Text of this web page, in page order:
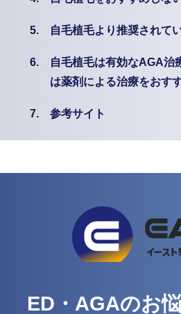
5. 自毛植毛より推奨されて
6.
自毛植毛は有効なAGA治
は薬剤による治療をおす
7. 参考サイト
ED・AGAのお